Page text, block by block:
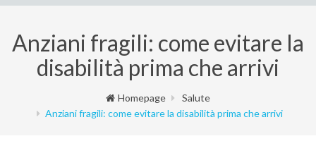
Anziani fragili: come evitare la
disabilità prima che arrivi
Homepage
Salute
Anziani fragili: come evitare la disabilità prima che arrivi